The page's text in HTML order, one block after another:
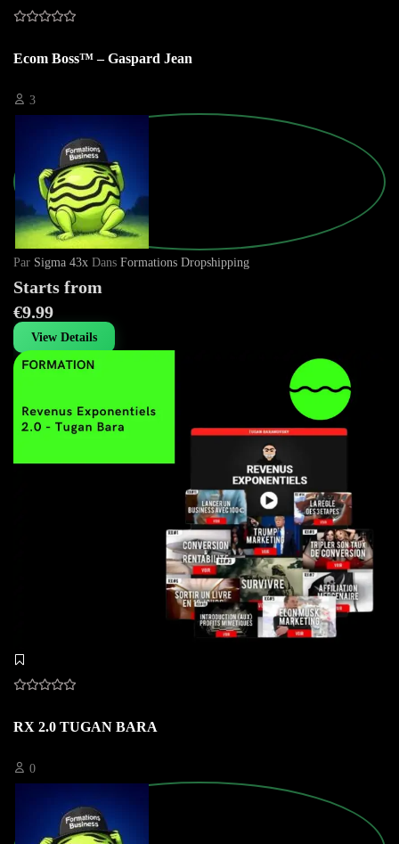
Ecom Boss™ – Gaspard Jean
3
Par Sigma 43x Dans Formations Dropshipping
Starts from
€9.99
View Details
RX 2.0 TUGAN BARA
0